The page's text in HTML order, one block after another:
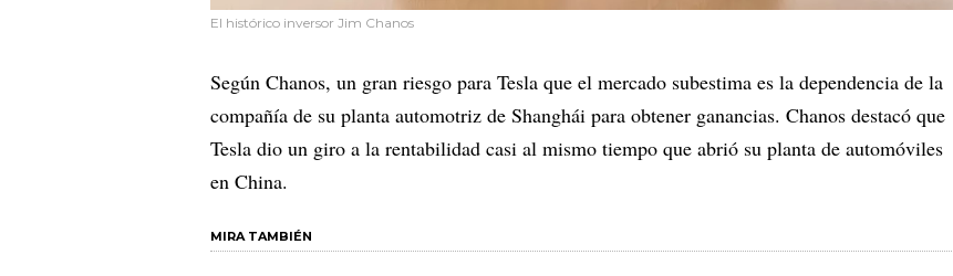
El histórico inversor Jim Chanos
Según Chanos, un gran riesgo para Tesla que el mercado subestima es la dependencia de la
compañía de su planta automotriz de Shanghái para obtener ganancias. Chanos destacó que
Tesla dio un giro a la rentabilidad casi al mismo tiempo que abrió su planta de automóviles
en China.
MIRA TAMBIÉN